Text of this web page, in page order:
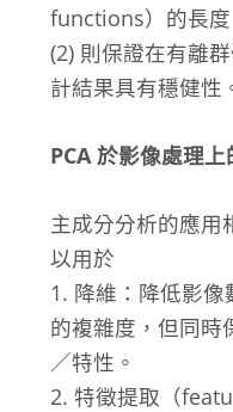
functions）的長
(2) 則保證在有離
計結果具有穩健性
PCA 於影像處理上
主成分分析的應用
以用於
1. 降維：降低影
的複雜度，但同時
／特性。
2. 特徵提取（